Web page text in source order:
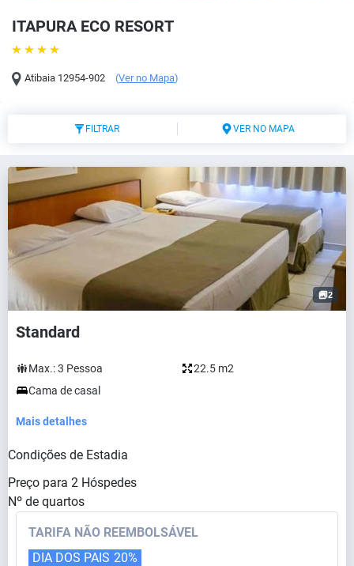
ITAPURA ECO RESORT
Atibaia 12954-902 (Ver no Mapa)
FILTRAR VER NO MAPA
2
Standard
Max.:3 Pessoa
22.5 m2
Cama de casal
Mais detalhes
Condições de Estadia
Preço para 2 Hóspedes
Nº de quartos
TARIFA NÃO REEMBOLSÁVEL
DIA DOS PAIS 20%